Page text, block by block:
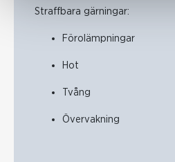
Straffbara gärningar:
Förolämpningar
Hot
Tvång
Övervakning